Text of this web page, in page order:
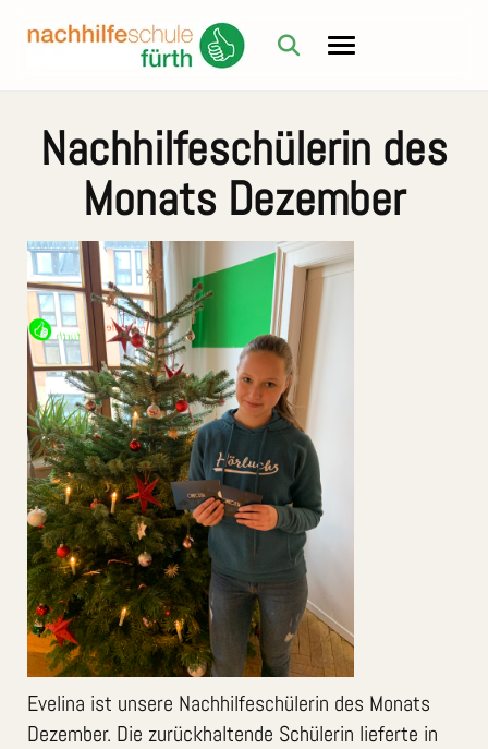
Nachhilfeschülerin des
Monats Dezember
Evelina ist unsere Nachhilfeschülerin des Monats
Dezember. Die zurückhaltende Schülerin lieferte in